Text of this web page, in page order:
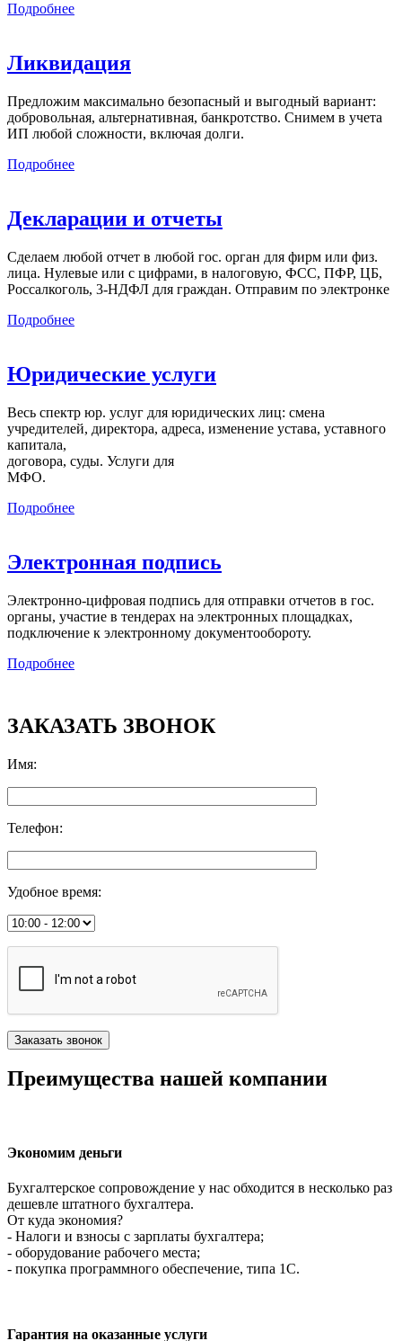
Подробнее
Ликвидация
Предложим максимально безопасный и выгодный вариант:
добровольная, альтернативная, банкротство. Снимем в учета
ИП любой сложности, включая долги.
Подробнее
Декларации и отчеты
Сделаем любой отчет в любой гос. орган для фирм или физ.
лица. Нулевые или с цифрами, в налоговую, ФСС, ПФР, ЦБ,
Россалкоголь, 3-НДФЛ для граждан. Отправим по электронке
Подробнее
Юридические услуги
Весь спектр юр. услуг для юридических лиц: смена
учредителей, директора, адреса, изменение устава, уставного
капитала,
договора, суды. Услуги для
МФО.
Подробнее
Электронная подпись
Электронно-цифровая подпись для отправки отчетов в гос.
органы, участие в тендерах на электронных площадках,
подключение к электронному документообороту.
Подробнее
ЗАКАЗАТЬ ЗВОНОК
Имя:
Телефон:
Удобное время:
Преимущества нашей компании
Экономим деньги
Бухгалтерское сопровождение у нас обходится в несколько раз
дешевле штатного бухгалтера.
От куда экономия?
- Налоги и взносы с зарплаты бухгалтера;
- оборудование рабочего места;
- покупка программного обеспечение, типа 1С.
Гарантия на оказанные услуги